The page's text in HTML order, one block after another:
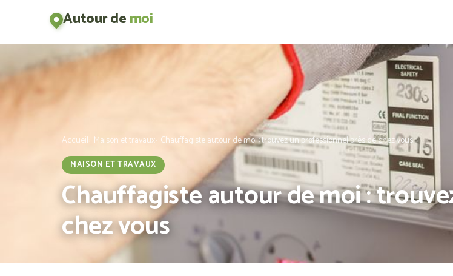
Autour demoi
Accueil Maison et travaux Chauffagiste autour de moi : trouvez un professionnel près de chez vous
MAISON ET TRAVAUX
Chauffagiste autour de moi :
chez vous